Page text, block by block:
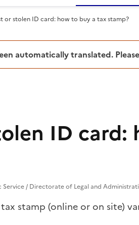
or stolen ID card: how to buy a tax stamp?
automatically translated.
ID
Service / Directorate of Legal and
stamp (online or on site)